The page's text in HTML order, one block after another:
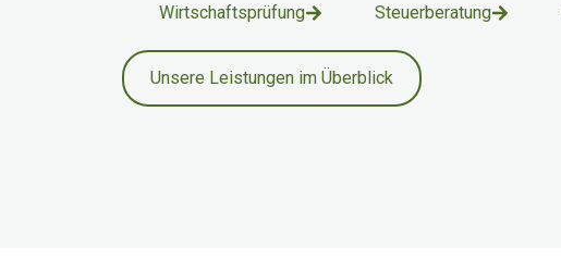
Wirtschaftsprüfung Steuerberatung
Unsere Leistungen im Überblick